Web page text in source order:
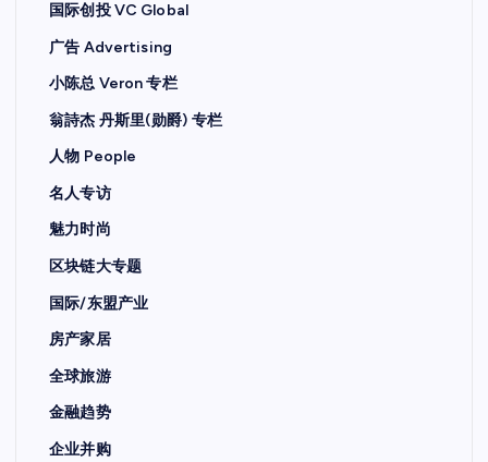
国际创投 VC Global
广告 Advertising
小陈总 Veron 专栏
翁詩杰 丹斯里(勋爵) 专栏
人物 People
名人专访
魅力时尚
区块链大专题
国际/东盟产业
房产家居
全球旅游
金融趋势
企业并购